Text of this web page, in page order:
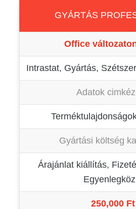
GYÁRTÁS
Office
Intrastat, Gyártás,
Adatok
Gyártási költség
Árajánlat kiállítás,
250,000 Ft